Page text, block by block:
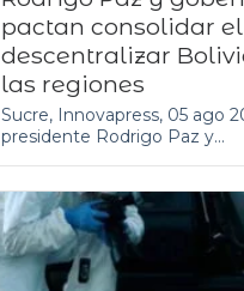
pactan consolidar el
descentralizar
las regiones
Sucre, Innovapress, 05 ago
presidente Rodrigo Paz y...